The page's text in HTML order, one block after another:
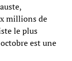
millions de
le plus
est une